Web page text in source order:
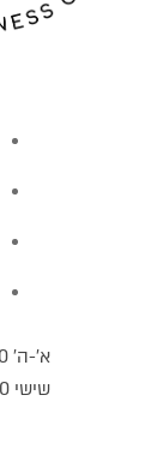
א’-ה’ 20:00 – 8:00
שישי 15:00 – 8:00